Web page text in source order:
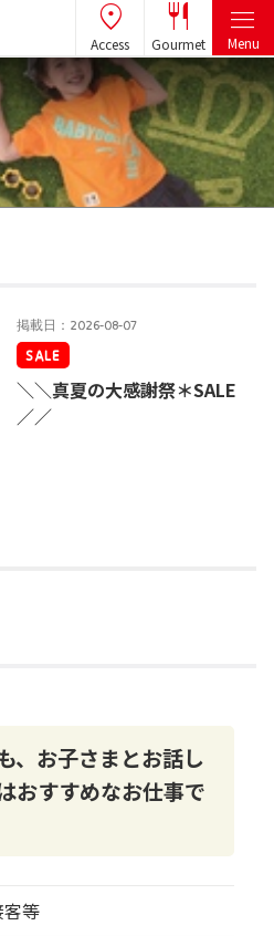
Access Gourmet Menu
掲載日：2026-08-07
SALE
＼＼真夏の大感謝祭＊SALE
／／
、お子さまとお話し
おすすめなお仕事で
等